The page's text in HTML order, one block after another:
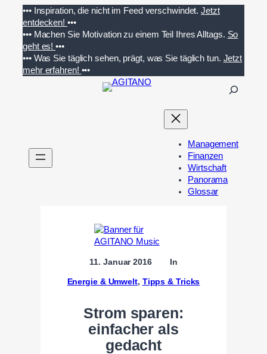
Inhalt
springen
••• Inspiration, die nicht im Feed verschwindet. Jetzt
entdecken! •••
••• Machen Sie Motivation zu einem Teil Ihres Alltags. So
geht es!•••
••• Was Sie täglich sehen, prägt, was Sie täglich tun. Jetzt
mehr erfahren! •••
n
Management
Finanzen
Wirtschaft
Panorama
Glossar
11. Januar 2016 In
Energie & Umwelt, Tipps & Tricks
Strom sparen:
einfacher als
gedacht